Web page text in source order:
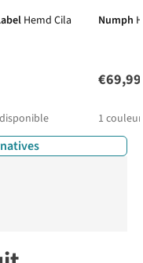
Hemd Cila Numph
€69,99
1